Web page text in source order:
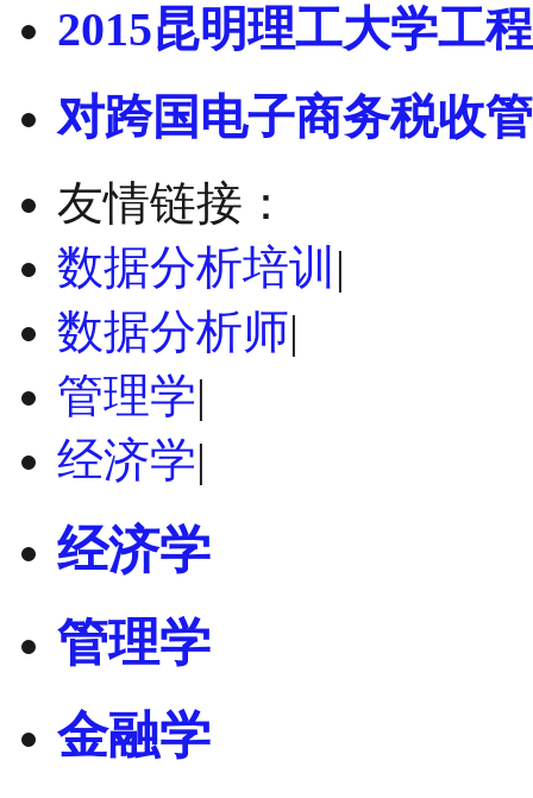
2015昆明理工大学工程
对跨国电子商务税收
友情链接：
数据分析培训 |
数据分析师|
管理学|
经济学|
经济学
管理学
金融学